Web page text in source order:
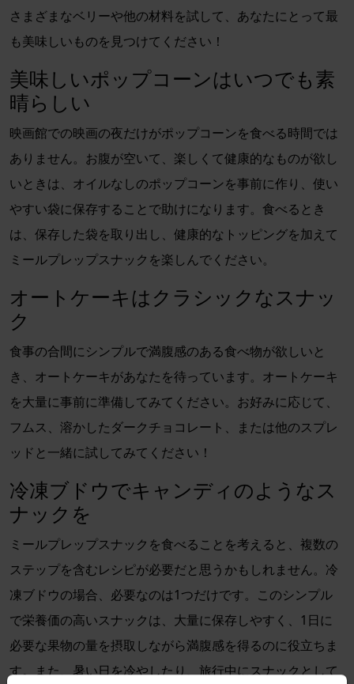
さまざまなベリーや他の材料を試して、あなたにとって最
も美味しいものを見つけてください！
美味しいポップコーンはいつでも素
晴らしい
映画館での映画の夜だけがポップコーンを食べる時間では
ありません。お腹が空いて、楽しくて健康的なものが欲し
いときは、オイルなしのポップコーンを事前に作り、使い
やすい袋に保存することで助けになります。食べるとき
は、保存した袋を取り出し、健康的なトッピングを加えて
ミールプレップスナックを楽しんでください。
オートケーキはクラシックなスナッ
ク
食事の合間にシンプルで満腹感のある食べ物が欲しいと
き、オートケーキがあなたを待っています。オートケーキ
を大量に事前に準備してみてください。お好みに応じて、
フムス、溶かしたダークチョコレート、または他のスプレ
ッドと一緒に試してみてください！
冷凍ブドウでキャンディのようなス
ナックを
ミールプレップスナックを食べることを考えると、複数の
ステップを含むレシピが必要だと思うかもしれません。冷
凍ブドウの場合、必要なのは1つだけです。このシンプル
で栄養価の高いスナックは、大量に保存しやすく、1日に
必要な果物の量を摂取しながら満腹感を得るのに役立ちま
す。また、暑い日を冷やしたり、旅行中にスナックとして